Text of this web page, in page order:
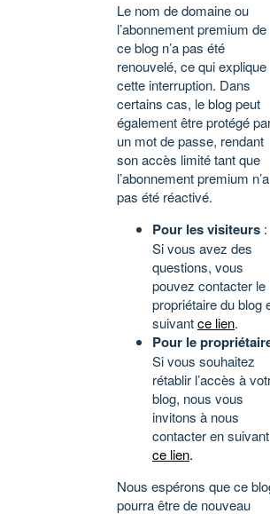
Le nom de domaine ou
l’abonnement premium de
ce blog n’a pas été
renouvelé, ce qui explique
cette interruption. Dans
certains cas, le blog peut
également être protégé
un mot de passe, rendant
son accès limité tant que
l’abonnement premium n’a
pas été réactivé.
Pour les visiteurs :
Si vous avez des
questions, vous
pouvez contacter le
propriétaire du blog
suivantce lien.
Pour le
Si vous souhaitez
rétablir l’accès à
blog, nous vous
invitons à nous
contacter en suivant
ce lien.
Nous espérons que ce
pourra être de nouveau